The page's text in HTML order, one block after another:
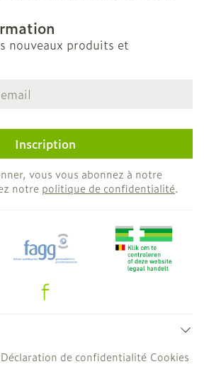
nouveaux produits et
Inscription
vous vous abonnez à notre
notre politique de confidentialité.
Déclaration de confidentialité Cookies